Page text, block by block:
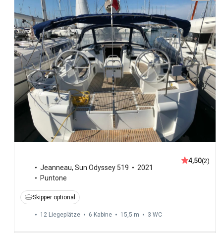
Jeanneau, Sun Odyssey 519
2021
Puntone
4,50(2)
Skipper optional
12 Liegeplätze 6 Kabine 15,5 m 3 WC